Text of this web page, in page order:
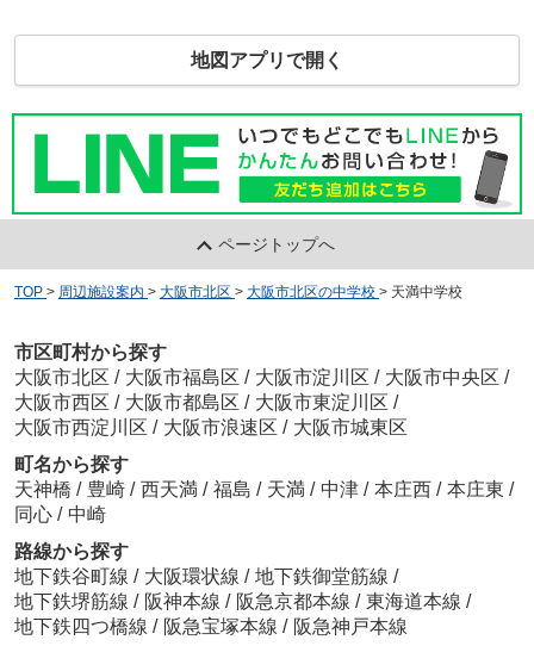
地図アプリで開く
ページトップへ
TOP > 周辺施設案内 > 大阪市北区 > 大阪市北区の中学校 > 天満中学校
市区町村から探す
大阪市北区 / 大阪市福島区 / 大阪市淀川区 / 大阪市中央区 /
大阪市西区 / 大阪市都島区 / 大阪市東淀川区 /
大阪市西淀川区 / 大阪市浪速区 / 大阪市城東区
町名から探す
天神橋 / 豊崎 / 西天満 / 福島 / 天満 / 中津 / 本庄西 / 本庄東 /
同心 / 中崎
路線から探す
地下鉄谷町線 / 大阪環状線 / 地下鉄御堂筋線 /
地下鉄堺筋線 / 阪神本線 / 阪急京都本線 / 東海道本線 /
地下鉄四つ橋線 / 阪急宝塚本線 / 阪急神戸本線